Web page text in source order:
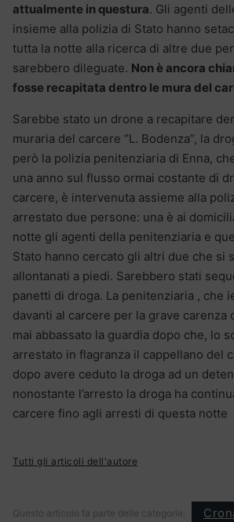
attualmente in questura. Gli agenti
insieme alla polizia di Stato hanno
tutta la notte alla ricerca di altre due
sarebbero dileguate. Non è ancora
fosse recapitata dentro le mura del
Sarebbe stato un drone a recapitare
muraria del carcere “L. Bodenza”, la
però la polizia penitenziaria di Enna,
una anno sul flusso ormai costante di
carcere, è intervenuta assieme alla
arrestato due persone: una è ai
notte gli agenti della penitenziaria e
Stato hanno cercato gli altri due che si
allontanati a piedi. Sarebbero stati
panetti di droga. La penitenziaria , che
davanti al carcere per la grave carenza
mai abbassato la guardia dopo che, lo
arrestato in flagranza il cappellano del
dopo avere ceduto la droga ad un
nonostante l’arresto la droga ha
carcere fino agli arresti di questa notte
Tutti gli articoli dell'autore
Questo articolo fa parte delle categorie: